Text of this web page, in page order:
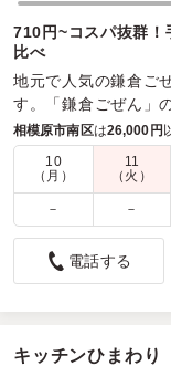
710円~コスパ抜群！
比べ
地元で人気の鎌倉ご
す。「鎌倉ごぜん」
い」を思わせるメイ
す。
商品数： 締切日時：
配達時間：
9:30～18:00
味よし彩りよし量
てしっかり存在感
相模原市南区は26,000円
10
（月）
11
（火）
－ －
電話する
キッチンひまわり